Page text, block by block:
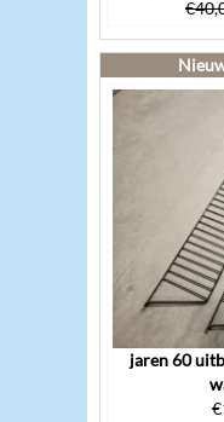
€
jaren 60
€